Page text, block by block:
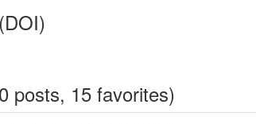
posts, 15 favorites)